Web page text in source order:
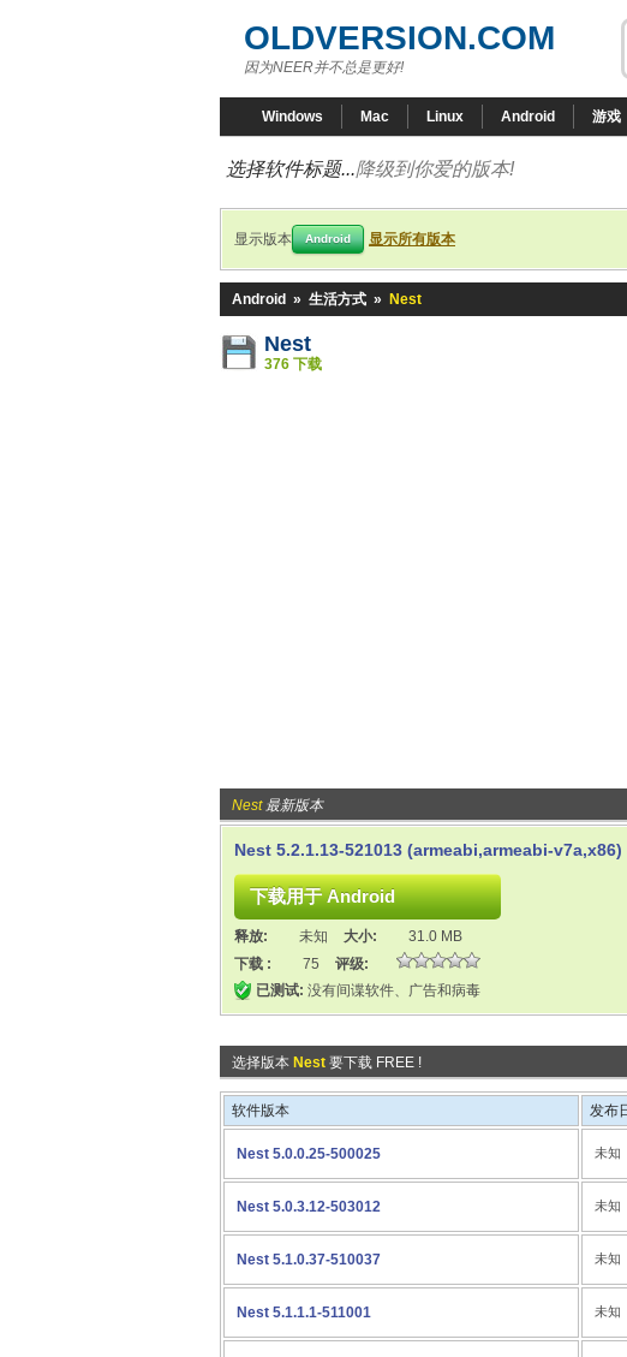
OLDVERSION.COM
因为NEER并不总是更好!
Windows Mac Linux Android 游戏
选择软件标题...降级到你爱的版本!
显示版本 Android 显示所有版本
Android » 生活方式 » Nest
Nest
376 下载
Nest最新版本
Nest 5.2.1.13-521013 (armeabi,armeabi-v7a,x86)
释放: 未知 大小:
31.0 MB
下载 :
75
评级:
已测试: 没有间谍软件、广告和病毒
选择版本 Nest 要下载 FREE !
软件版本 发布
Nest 5.0.0.25-500025 未知
Nest 5.0.3.12-503012 未知
Nest 5.1.0.37-510037 未知
Nest 5.1.1.1-511001 未知